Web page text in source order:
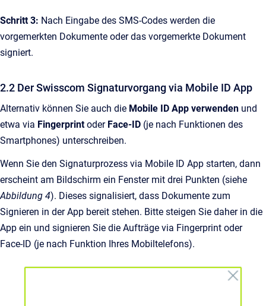
Schritt 3: Nach Eingabe des SMS-Codes werden die
vorgemerkten Dokumente oder das vorgemerkte Dokument
signiert.
2.2 Der Swisscom Signaturvorgang via Mobile ID App
Alternativ können Sie auch die Mobile ID App verwenden und
etwa via Fingerprintoder Face-ID (je nach Funktionen des
Smartphones) unterschreiben.
Wenn Sie den Signaturprozess via Mobile ID App starten, dann
erscheint am Bildschirm ein Fenster mit drei Punkten (siehe
Abbildung 4). Dieses signalisiert, dass Dokumente zum
Signieren in der App bereit stehen. Bitte steigen Sie daher in die
App ein und signieren Sie die Aufträge via Fingerprint oder
Face-ID (je nach Funktion Ihres Mobiltelefons).